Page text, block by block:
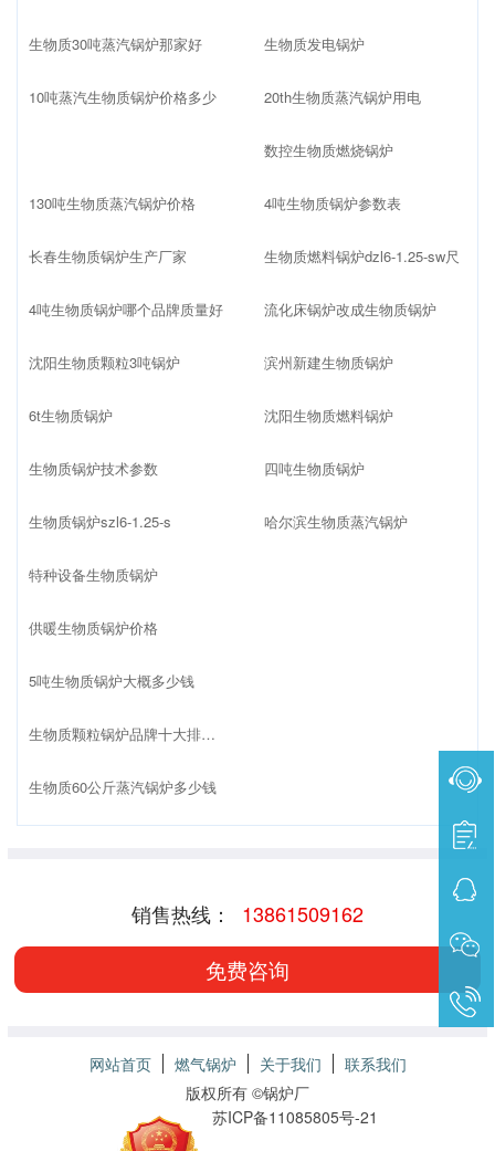
生物质30吨蒸汽锅炉那家好
10吨蒸汽生物质锅炉价格多少
生物质发电锅炉
20th生物质蒸汽锅炉用电
数控生物质燃烧锅炉
130吨生物质蒸汽锅炉价格
长春生物质锅炉生产厂家
4吨生物质锅炉哪个品牌质量好
沈阳生物质颗粒3吨锅炉
6t生物质锅炉
生物质锅炉技术参数
4吨生物质锅炉参数表
生物质燃料锅炉dzl6-1.25-sw尺
流化床锅炉改成生物质锅炉
滨州新建生物质锅炉
沈阳生物质燃料锅炉
四吨生物质锅炉
生物质锅炉szl6-1.25-s
特种设备生物质锅炉
供暖生物质锅炉价格
5吨生物质锅炉大概多少钱
生物质颗粒锅炉品牌十大排名榜
生物质60公斤蒸汽锅炉多少钱
哈尔滨生物质蒸汽锅炉
销售热线： 13861509162
免费咨询
网站首页 燃气锅炉 关于我们
联系我们
版权所有 ©锅炉厂
苏ICP备11085805号-21